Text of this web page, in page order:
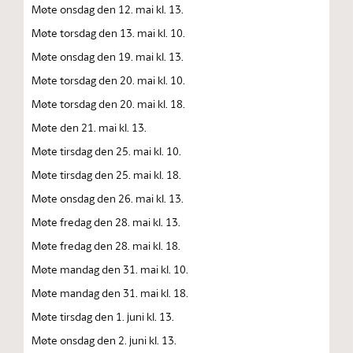
Møte onsdag den 12. mai kl. 13.
Møte torsdag den 13. mai kl. 10.
Møte onsdag den 19. mai kl. 13.
Møte torsdag den 20. mai kl. 10.
Møte torsdag den 20. mai kl. 18.
Møte den 21. mai kl. 13.
Møte tirsdag den 25. mai kl. 10.
Møte tirsdag den 25. mai kl. 18.
Møte onsdag den 26. mai kl. 13.
Møte fredag den 28. mai kl. 13.
Møte fredag den 28. mai kl. 18.
Møte mandag den 31. mai kl. 10.
Møte mandag den 31. mai kl. 18.
Møte tirsdag den 1. juni kl. 13.
Møte onsdag den 2. juni kl. 13.